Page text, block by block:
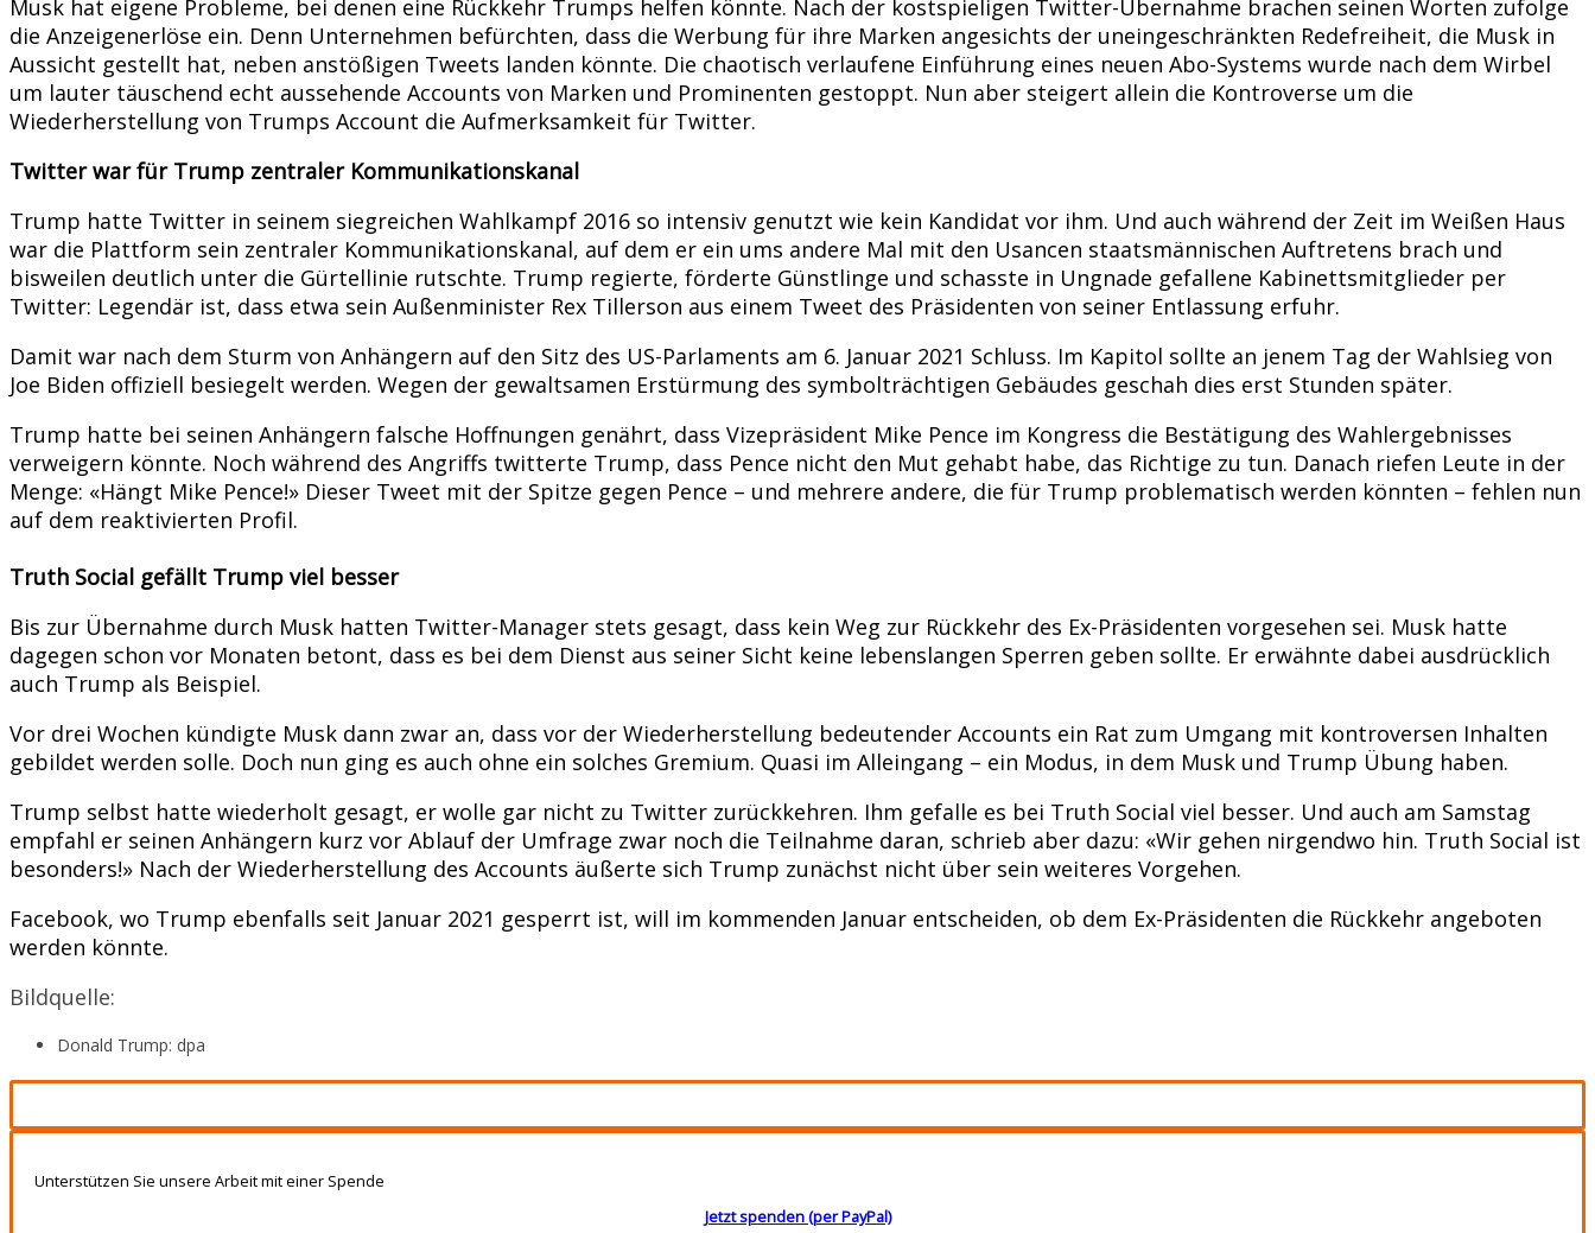
Musk hat eigene Probleme, bei denen eine Rückkehr Trumps helfen könnte. Nach der kostspieligen Twitter-Übernahme brachen seinen Worten zufolge
die Anzeigenerlöse ein. Denn Unternehmen befürchten, dass die Werbung für ihre Marken angesichts der uneingeschränkten Redefreiheit, die Musk in
Aussicht gestellt hat, neben anstößigen Tweets landen könnte. Die chaotisch verlaufene Einführung eines neuen Abo-Systems wurde nach dem Wirbel
um lauter täuschend echt aussehende Accounts von Marken und Prominenten gestoppt. Nun aber steigert allein die Kontroverse um die
Wiederherstellung von Trumps Account die Aufmerksamkeit für Twitter.
Twitter war für Trump zentraler Kommunikationskanal
Trump hatte Twitter in seinem siegreichen Wahlkampf 2016 so intensiv genutzt wie kein Kandidat vor ihm. Und auch während der Zeit im Weißen Haus
war die Plattform sein zentraler Kommunikationskanal, auf dem er ein ums andere Mal mit den Usancen staatsmännischen Auftretens brach und
bisweilen deutlich unter die Gürtellinie rutschte. Trump regierte, förderte Günstlinge und schasste in Ungnade gefallene Kabinettsmitglieder per
Twitter: Legendär ist, dass etwa sein Außenminister Rex Tillerson aus einem Tweet des Präsidenten von seiner Entlassung erfuhr.
Damit war nach dem Sturm von Anhängern auf den Sitz des US-Parlaments am 6. Januar 2021 Schluss. Im Kapitol sollte an jenem Tag der Wahlsieg von
Joe Biden offiziell besiegelt werden. Wegen der gewaltsamen Erstürmung des symbolträchtigen Gebäudes geschah dies erst Stunden später.
Trump hatte bei seinen Anhängern falsche Hoffnungen genährt, dass Vizepräsident Mike Pence im Kongress die Bestätigung des Wahlergebnisses
verweigern könnte. Noch während des Angriffs twitterte Trump, dass Pence nicht den Mut gehabt habe, das Richtige zu tun. Danach riefen Leute in der
Menge: «Hängt Mike Pence!» Dieser Tweet mit der Spitze gegen Pence – und mehrere andere, die für Trump problematisch werden könnten – fehlen nun
auf dem reaktivierten Profil.
Truth Social gefällt Trump viel besser
Bis zur Übernahme durch Musk hatten Twitter-Manager stets gesagt, dass kein Weg zur Rückkehr des Ex-Präsidenten vorgesehen sei. Musk hatte
dagegen schon vor Monaten betont, dass es bei dem Dienst aus seiner Sicht keine lebenslangen Sperren geben sollte. Er erwähnte dabei ausdrücklich
auch Trump als Beispiel.
Vor drei Wochen kündigte Musk dann zwar an, dass vor der Wiederherstellung bedeutender Accounts ein Rat zum Umgang mit kontroversen Inhalten
gebildet werden solle. Doch nun ging es auch ohne ein solches Gremium. Quasi im Alleingang – ein Modus, in dem Musk und Trump Übung haben.
Trump selbst hatte wiederholt gesagt, er wolle gar nicht zu Twitter zurückkehren. Ihm gefalle es bei Truth Social viel besser. Und auch am Samstag
empfahl er seinen Anhängern kurz vor Ablauf der Umfrage zwar noch die Teilnahme daran, schrieb aber dazu: «Wir gehen nirgendwo hin. Truth Social ist
besonders!» Nach der Wiederherstellung des Accounts äußerte sich Trump zunächst nicht über sein weiteres Vorgehen.
Facebook, wo Trump ebenfalls seit Januar 2021 gesperrt ist, will im kommenden Januar entscheiden, ob dem Ex-Präsidenten die Rückkehr angeboten
werden könnte.
Bildquelle:
Donald Trump: dpa
Unterstützen Sie unsere Arbeit mit einer Spende
Jetzt spenden (per PayPal)